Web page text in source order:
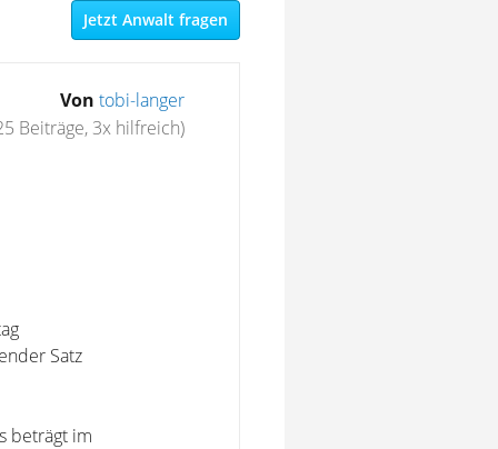
Jetzt Anwalt fragen
Von tobi-langer
Beiträge, 3x hilfreich)
Satz
beträgt im